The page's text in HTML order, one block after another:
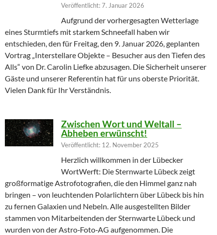
Veröffentlicht: 7. Januar 2026
Aufgrund der vorhergesagten Wetterlage
eines Sturmtiefs mit starkem Schneefall haben wir
entschieden, den für Freitag, den 9. Januar 2026, geplanten
Vortrag „Interstellare Objekte – Besucher aus den Tiefen des
Alls“ von Dr. Carolin Liefke abzusagen. Die Sicherheit unserer
Gäste und unserer Referentin hat für uns oberste Priorität.
Vielen Dank für Ihr Verständnis.
Zwischen Wort und Weltall –
Abheben erwünscht!
Veröffentlicht: 12. November 2025
Herzlich willkommen in der Lübecker
WortWerft: Die Sternwarte Lübeck zeigt
großformatige Astrofotografien, die den Himmel ganz nah
bringen – von leuchtenden Polarlichtern über Lübeck bis hin
zu fernen Galaxien und Nebeln. Alle ausgestellten Bilder
stammen von Mitarbeitenden der Sternwarte Lübeck und
wurden von der Astro‑Foto‑AG aufgenommen. Die